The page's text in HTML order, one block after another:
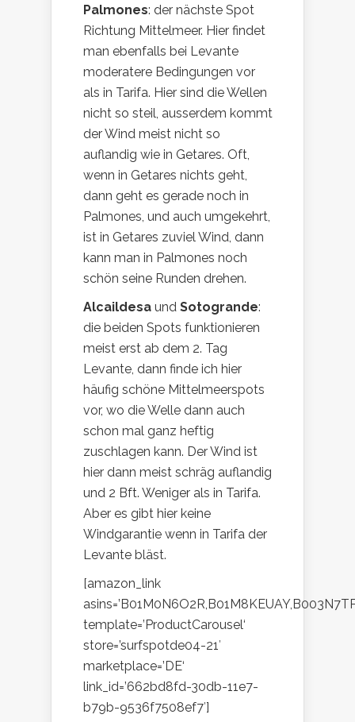
Palmones: der nächste Spot
Richtung Mittelmeer. Hier findet
man ebenfalls bei Levante
moderatere Bedingungen vor
als in Tarifa. Hier sind die Wellen
nicht so steil, ausserdem kommt
der Wind meist nicht so
auflandig wie in Getares. Oft,
wenn in Getares nichts geht,
dann geht es gerade noch in
Palmones, und auch umgekehrt,
ist in Getares zuviel Wind, dann
kann man in Palmones noch
schön seine Runden drehen.
Alcaildesa und Sotogrande:
die beiden Spots funktionieren
meist erst ab dem 2. Tag
Levante, dann finde ich hier
häufig schöne Mittelmeerspots
vor, wo die Welle dann auch
schon mal ganz heftig
zuschlagen kann. Der Wind ist
hier dann meist schräg auflandig
und 2 Bft. Weniger als in Tarifa.
Aber es gibt hier keine
Windgarantie wenn in Tarifa der
Levante bläst.
[amazon_link
template=’ProductCarousel‘
store=’surfspotde04-21′
marketplace=’DE‘
link_id=’662bd8fd-30db-11e7-
b79b-9536f7508ef7′]